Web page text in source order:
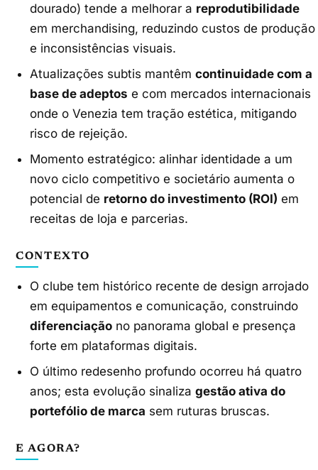
dourado) tende a melhorar a reprodutibilidade
em merchandising, reduzindo custos de produção
e inconsistências visuais.
Atualizações subtis mantêmcontinuidade com a
base de adeptos e com mercados internacionais
onde o Venezia tem tração estética, mitigando
risco de rejeição.
Momento estratégico: alinhar identidade a um
novo ciclo competitivo e societário aumenta o
potencial de retorno do investimento (ROI) em
receitas de loja e parcerias.
CONTEXTO
O clube tem histórico recente de design arrojado
em equipamentos e comunicação, construindo
diferenciação no panorama global e presença
forte em plataformas digitais.
O último redesenho profundo ocorreu há quatro
anos; esta evolução sinalizagestão ativa do
portefólio de marca sem ruturas bruscas.
E AGORA?